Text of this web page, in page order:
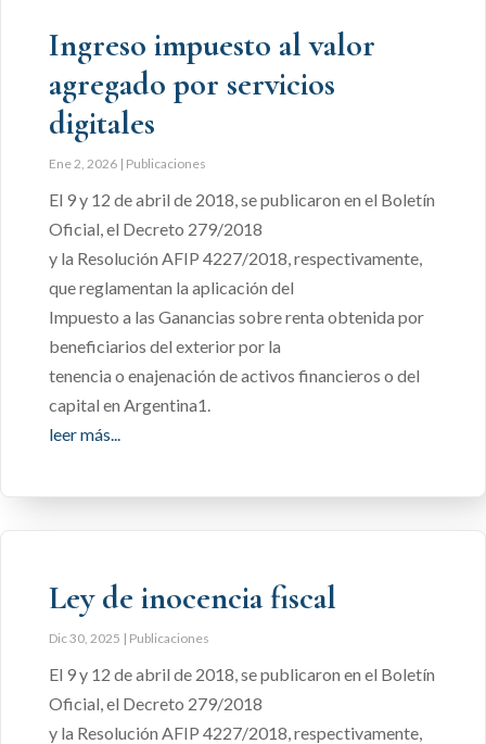
Ingreso impuesto al valor
agregado por servicios
digitales
Ene 2, 2026 | Publicaciones
El 9 y 12 de abril de 2018, se publicaron en el Boletín
Oficial, el Decreto 279/2018
y la Resolución AFIP 4227/2018, respectivamente,
que reglamentan la aplicación del
Impuesto a las Ganancias sobre renta obtenida por
beneficiarios del exterior por la
tenencia o enajenación de activos financieros o del
capital en Argentina1.
leer más...
Ley de inocencia fiscal
Dic 30, 2025 | Publicaciones
El 9 y 12 de abril de 2018, se publicaron en el Boletín
Oficial, el Decreto 279/2018
y la Resolución AFIP 4227/2018, respectivamente,